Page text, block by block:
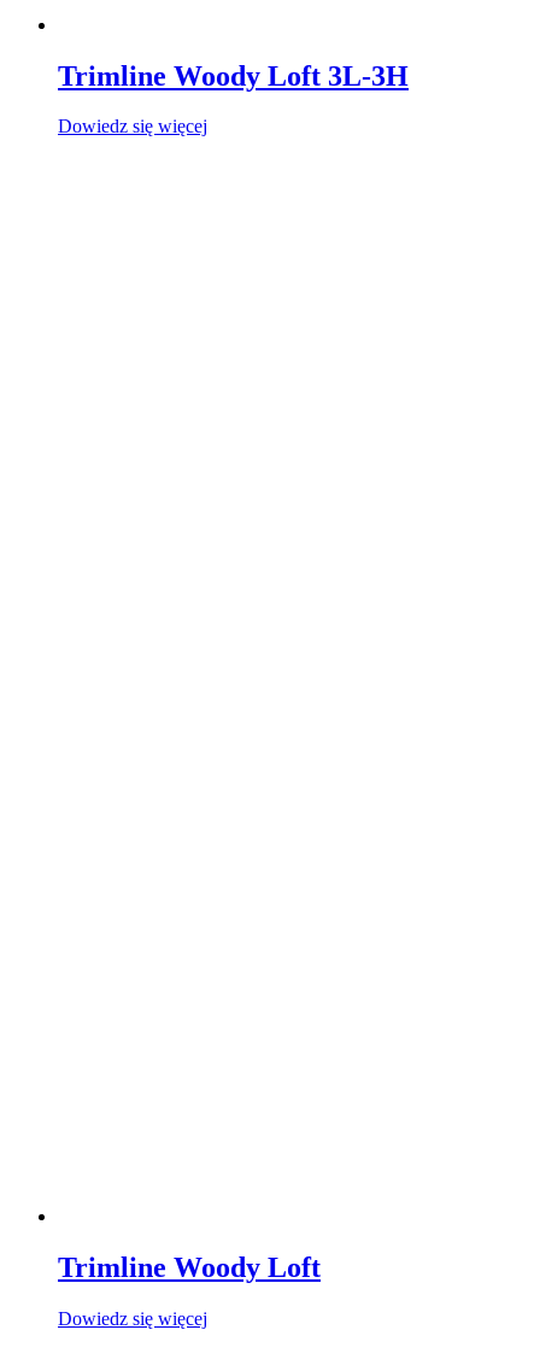
Trimline Woody Loft 3L-3H
Dowiedz się więcej
Trimline Woody Loft
Dowiedz się więcej